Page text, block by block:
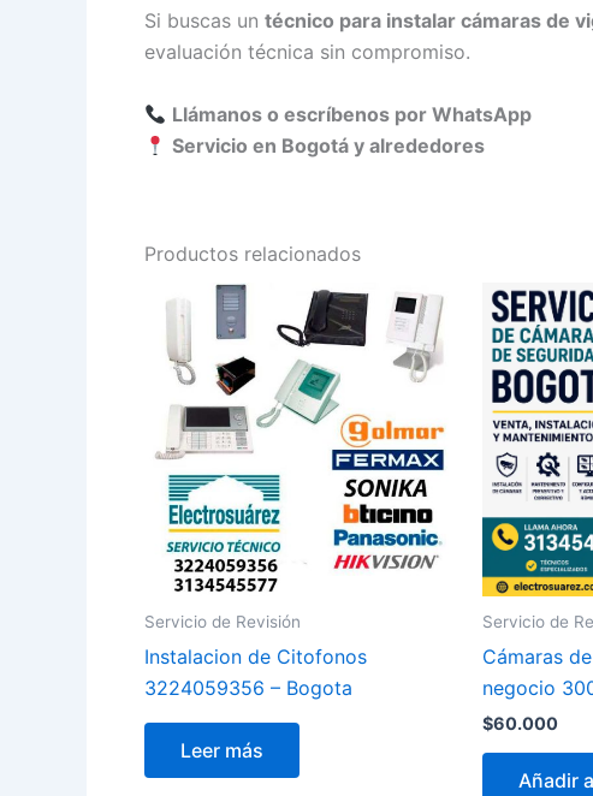
Si buscas un técnico para instalar cámaras de
evaluación técnica sin compromiso.
Llámanos o escríbenos por WhatsApp
Servicio en Bogotá y alrededores
Productos relacionados
Servicio de Revisión
Instalacion de Citofonos
3224059356 – Bogota
Leer más
Servicio de
Cámaras
negocio
$60.000
Añadir